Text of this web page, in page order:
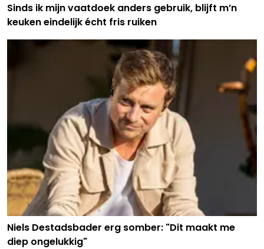
Sinds ik mijn vaatdoek anders gebruik, blijft m’n
keuken eindelijk écht fris ruiken
Niels Destadsbader erg somber: "Dit maakt me
diep ongelukkig"